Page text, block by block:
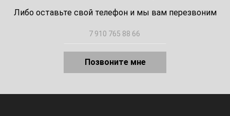
Либо оставьте свой телефон и мы вам перезвоним
Позвоните мне